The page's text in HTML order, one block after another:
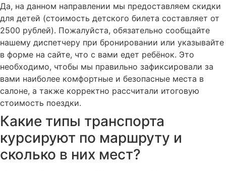
Да, на данном направлении мы предоставляем скидки
для детей (стоимость детского билета составляет от
2500 рублей). Пожалуйста, обязательно сообщайте
нашему диспетчеру при бронировании или указывайте
в форме на сайте, что с вами едет ребёнок. Это
необходимо, чтобы мы правильно зафиксировали за
вами наиболее комфортные и безопасные места в
салоне, а также корректно рассчитали итоговую
стоимость поездки.
Какие типы транспорта
курсируют по маршруту и
сколько в них мест?